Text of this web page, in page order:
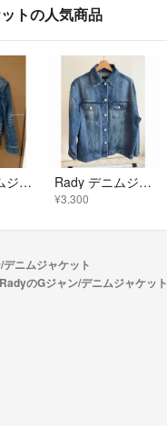
トの人気商品
Rady デニムジャケット Rady デニムジャケット ビジューボタン Gジャン
¥3,300
ニムジャケット
RadyのGジャン/デニムジャケット